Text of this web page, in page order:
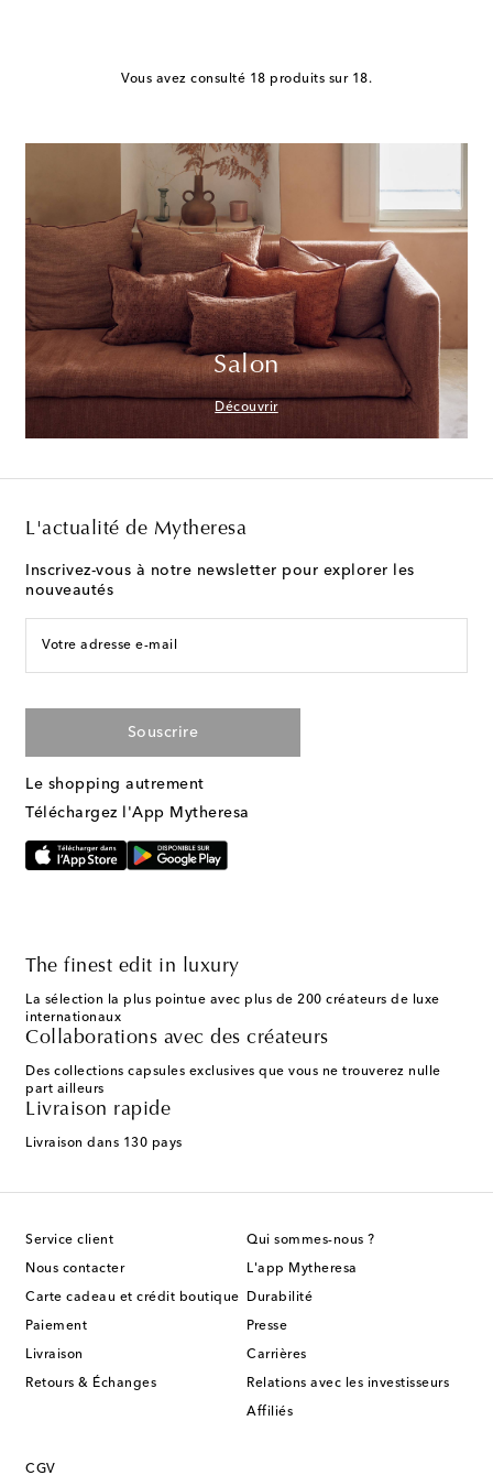
Vous avez consulté 18 produits sur 18.
Salon
Découvrir
L'actualité de Mytheresa
Inscrivez-vous à notre newsletter pour explorer les
nouveautés
Votre adresse e-mail
Souscrire
Le shopping autrement
Téléchargez l'App Mytheresa
The finest edit in luxury
La sélection la plus pointue avec plus de 200 créateurs de luxe
internationaux
Collaborations avec des créateurs
Des collections capsules exclusives que vous ne trouverez nulle
part ailleurs
Livraison rapide
Livraison dans 130 pays
Service client
Nous contacter
Carte cadeau et crédit boutique
Paiement
Livraison
Retours & Échanges
Qui sommes-nous ?
L'app Mytheresa
Durabilité
Presse
Carrières
Relations avec les investisseurs
Affiliés
CGV